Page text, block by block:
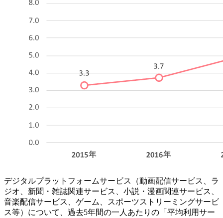
デジタルプラットフォームサービス（動画配信サービス、ラ
ジオ、新聞・雑誌関連サービス、小説・漫画関連サービス、
音楽配信サービス、ゲーム、スポーツストリーミングサービ
ス等）について、過去5年間の一人あたりの「平均利用サー